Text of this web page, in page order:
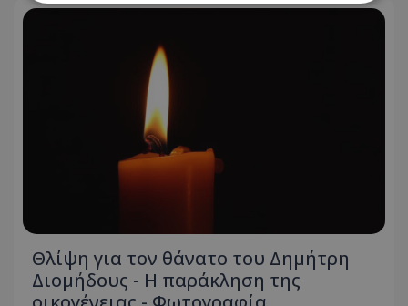
Θλίψη για τον θάνατο του Δημήτρη
Διομήδους - Η παράκληση της
Στόχευσης
Τα απολύτως απαραίτητα cookies επιτρέπουν
βασικές λειτουργίες του ιστότοπου, όπως τη
σύνδεση χρήστη και τη διαχείριση λογαριασμού.
Ο ιστότοπος δεν μπορεί να χρησιμοποιηθεί σωστά
usprivacy
.lifenewscy.tothemaonline.com